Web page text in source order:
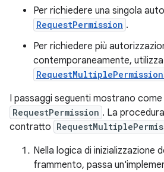
Per richiedere una singola
RequestPermission .
Per richiedere più
contemporaneamente, utilizza
I passaggi seguenti mostrano
RequestPermission . La
contratto
Nella logica di inizializzazione
frammento, passa